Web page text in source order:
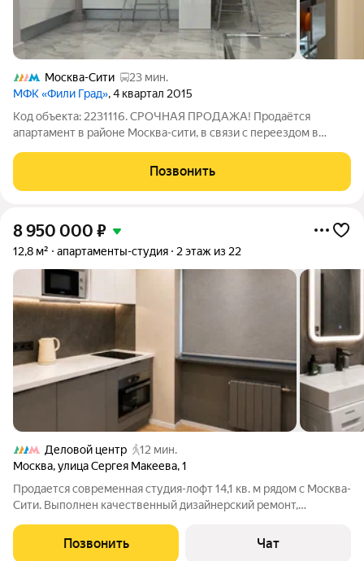
Москва-Сити
23 мин.
МФК «Фили Град», 4 квартал 2015
Код объекта: 2231116. СРОЧНАЯ ПРОДАЖА! Продаётся
апартамент в районе Москва-сити, в связи с переездом в
для себя!) в ЖК бизнес класса Филиград от застройщика МР
Групп, который зарекомендовал
Позвонить
8 950 000 ₽
12,8 м² апартаменты-студия 2 этаж из 22
Деловой центр
12 мин.
Москва,улица Сергея Макеева,1
Продается современная студия-лофт 14,1 кв. м рядом с Москва-
Сити. Выполнен качественный дизайнерский ремонт,
готова к проживанию: кондиционер, встроенный холодильник,
варочная панель, вытяжка,
Позвонить Чат